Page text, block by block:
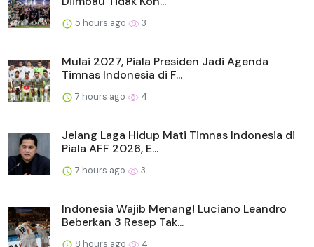
5 hours ago 3
Mulai 2027, Piala Presiden Jadi Agenda
Timnas Indonesia di F...
7 hours ago 4
Jelang Laga Hidup Mati Timnas Indonesia di
Piala AFF 2026, E...
7 hours ago 3
Indonesia Wajib Menang! Luciano Leandro
Beberkan 3 Resep Tak...
8 hours ago 4